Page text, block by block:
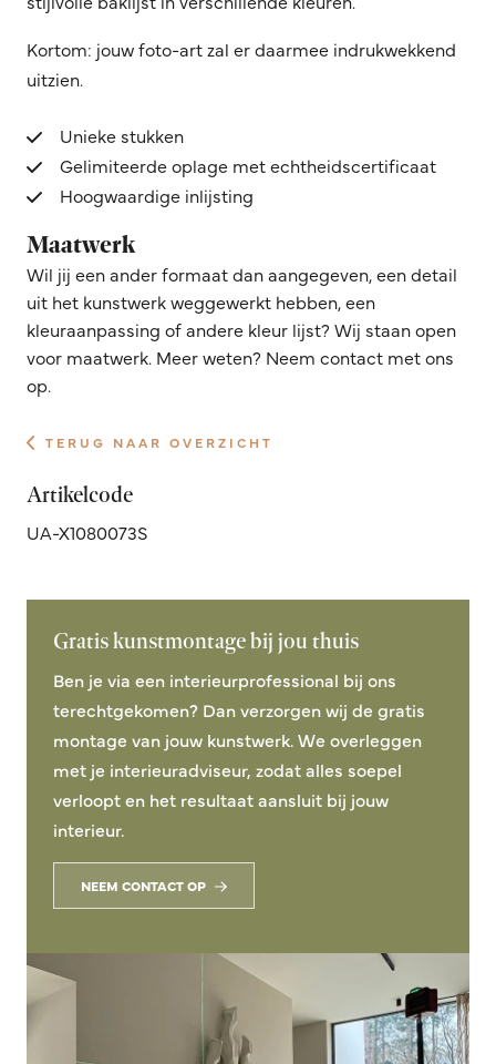
Kortom: jouw foto-art zal er daarmee indrukwekkend
uitzien.
Unieke stukken
Gelimiteerde oplage met echtheidscertificaat
Hoogwaardige inlijsting
Maatwerk
Wil jij een ander formaat dan aangegeven, een detail
uit het kunstwerk weggewerkt hebben, een
kleuraanpassing of andere kleur lijst? Wij staan open
voor maatwerk. Meer weten? Neem contact met ons
op.
TERUG NAAR OVERZICHT
Artikelcode
UA-X1080073S
Gratis kunstmontage bij jou thuis
Ben je via een interieurprofessional bij ons
terechtgekomen? Dan verzorgen wij de gratis
montage van jouw kunstwerk. We overleggen
met je interieuradviseur, zodat alles soepel
verloopt en het resultaat aansluit bij jouw
interieur.
NEEM CONTACT OP